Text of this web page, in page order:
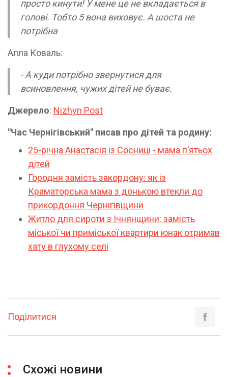
просто кинути! У мене це не вкладається в
голові. Тобто 5 вона виховує. А шоста не
потрібна
Алла Коваль:
- А куди потрібно звернутися для
всиновлення, чужих дітей не буває.
Джерело: Nizhyn Post
"Час Чернігівський" писав про дітей та родину:
25-річна Анастасія із Сосниці - мама пʼятьох
дітей
Городня замість закордону: як із
Краматорська мама з донькою втекли до
прикордоння Чернігівщини
Житло для сироти з Ічнянщини: замість
міської чи приміської квартири юнак отримав
хату в глухому селі
Поділитися
Схожі новини